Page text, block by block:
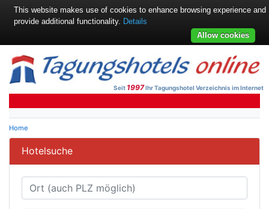
Seit 1997Ihr Tagungshotel Verzeichnis im Internet
Home
Hotelsuche
This website makes use of cookies to enhance browsing experience and
provide additional functionality. Details
Allow cookies